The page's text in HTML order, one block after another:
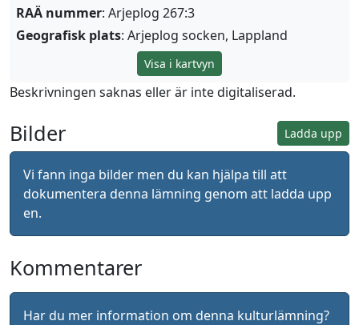
RAÄ nummer: Arjeplog 267:3
Geografisk plats: Arjeplog socken, Lappland
Visa i kartvyn
Beskrivningen saknas eller är inte digitaliserad.
Ladda upp
Bilder
Vi fann inga bilder men du kan hjälpa till att
dokumentera denna lämning genom att ladda upp
en.
Kommentarer
Har du mer information om denna kulturlämning?